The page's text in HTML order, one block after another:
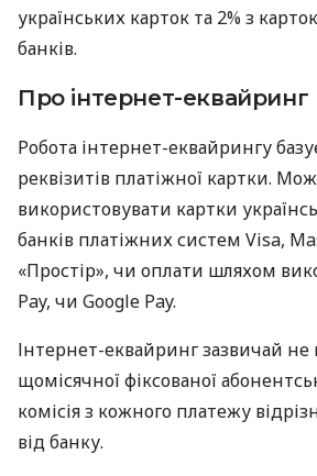
українських карток та 2% з
банків.
Про інтернет-еквайринг
Робота інтернет-еквайрингу
реквізитів платіжної картки.
використовувати картки
банків платіжних систем Visa,
«Простір», чи оплати шляхом
Pay, чи Google Pay.
Інтернет-еквайринг зазвичай не
щомісячної фіксованої
комісія з кожного платежу
від банку.